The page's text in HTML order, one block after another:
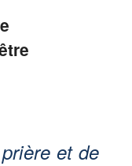
et de